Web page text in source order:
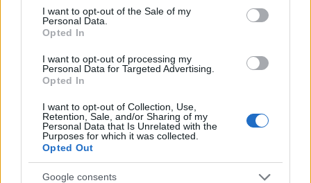
consent section.
I want to opt-out of the Sale of my
Personal Data.
Opted In
I want to opt-out of processing my
Personal Data for Targeted Advertising.
Opted In
I want to opt-out of Collection, Use,
Retention, Sale, and/or Sharing of my
Personal Data that Is Unrelated with the
Purposes for which it was collected.
Opted Out
Google consents
szabályzatot!
Országos hírek
továbbképzésekkel erősít a Gál Ferenc
Egyetem